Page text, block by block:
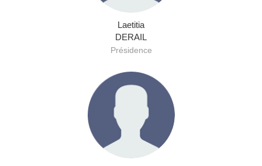
Laetitia
DERAIL
Présidence